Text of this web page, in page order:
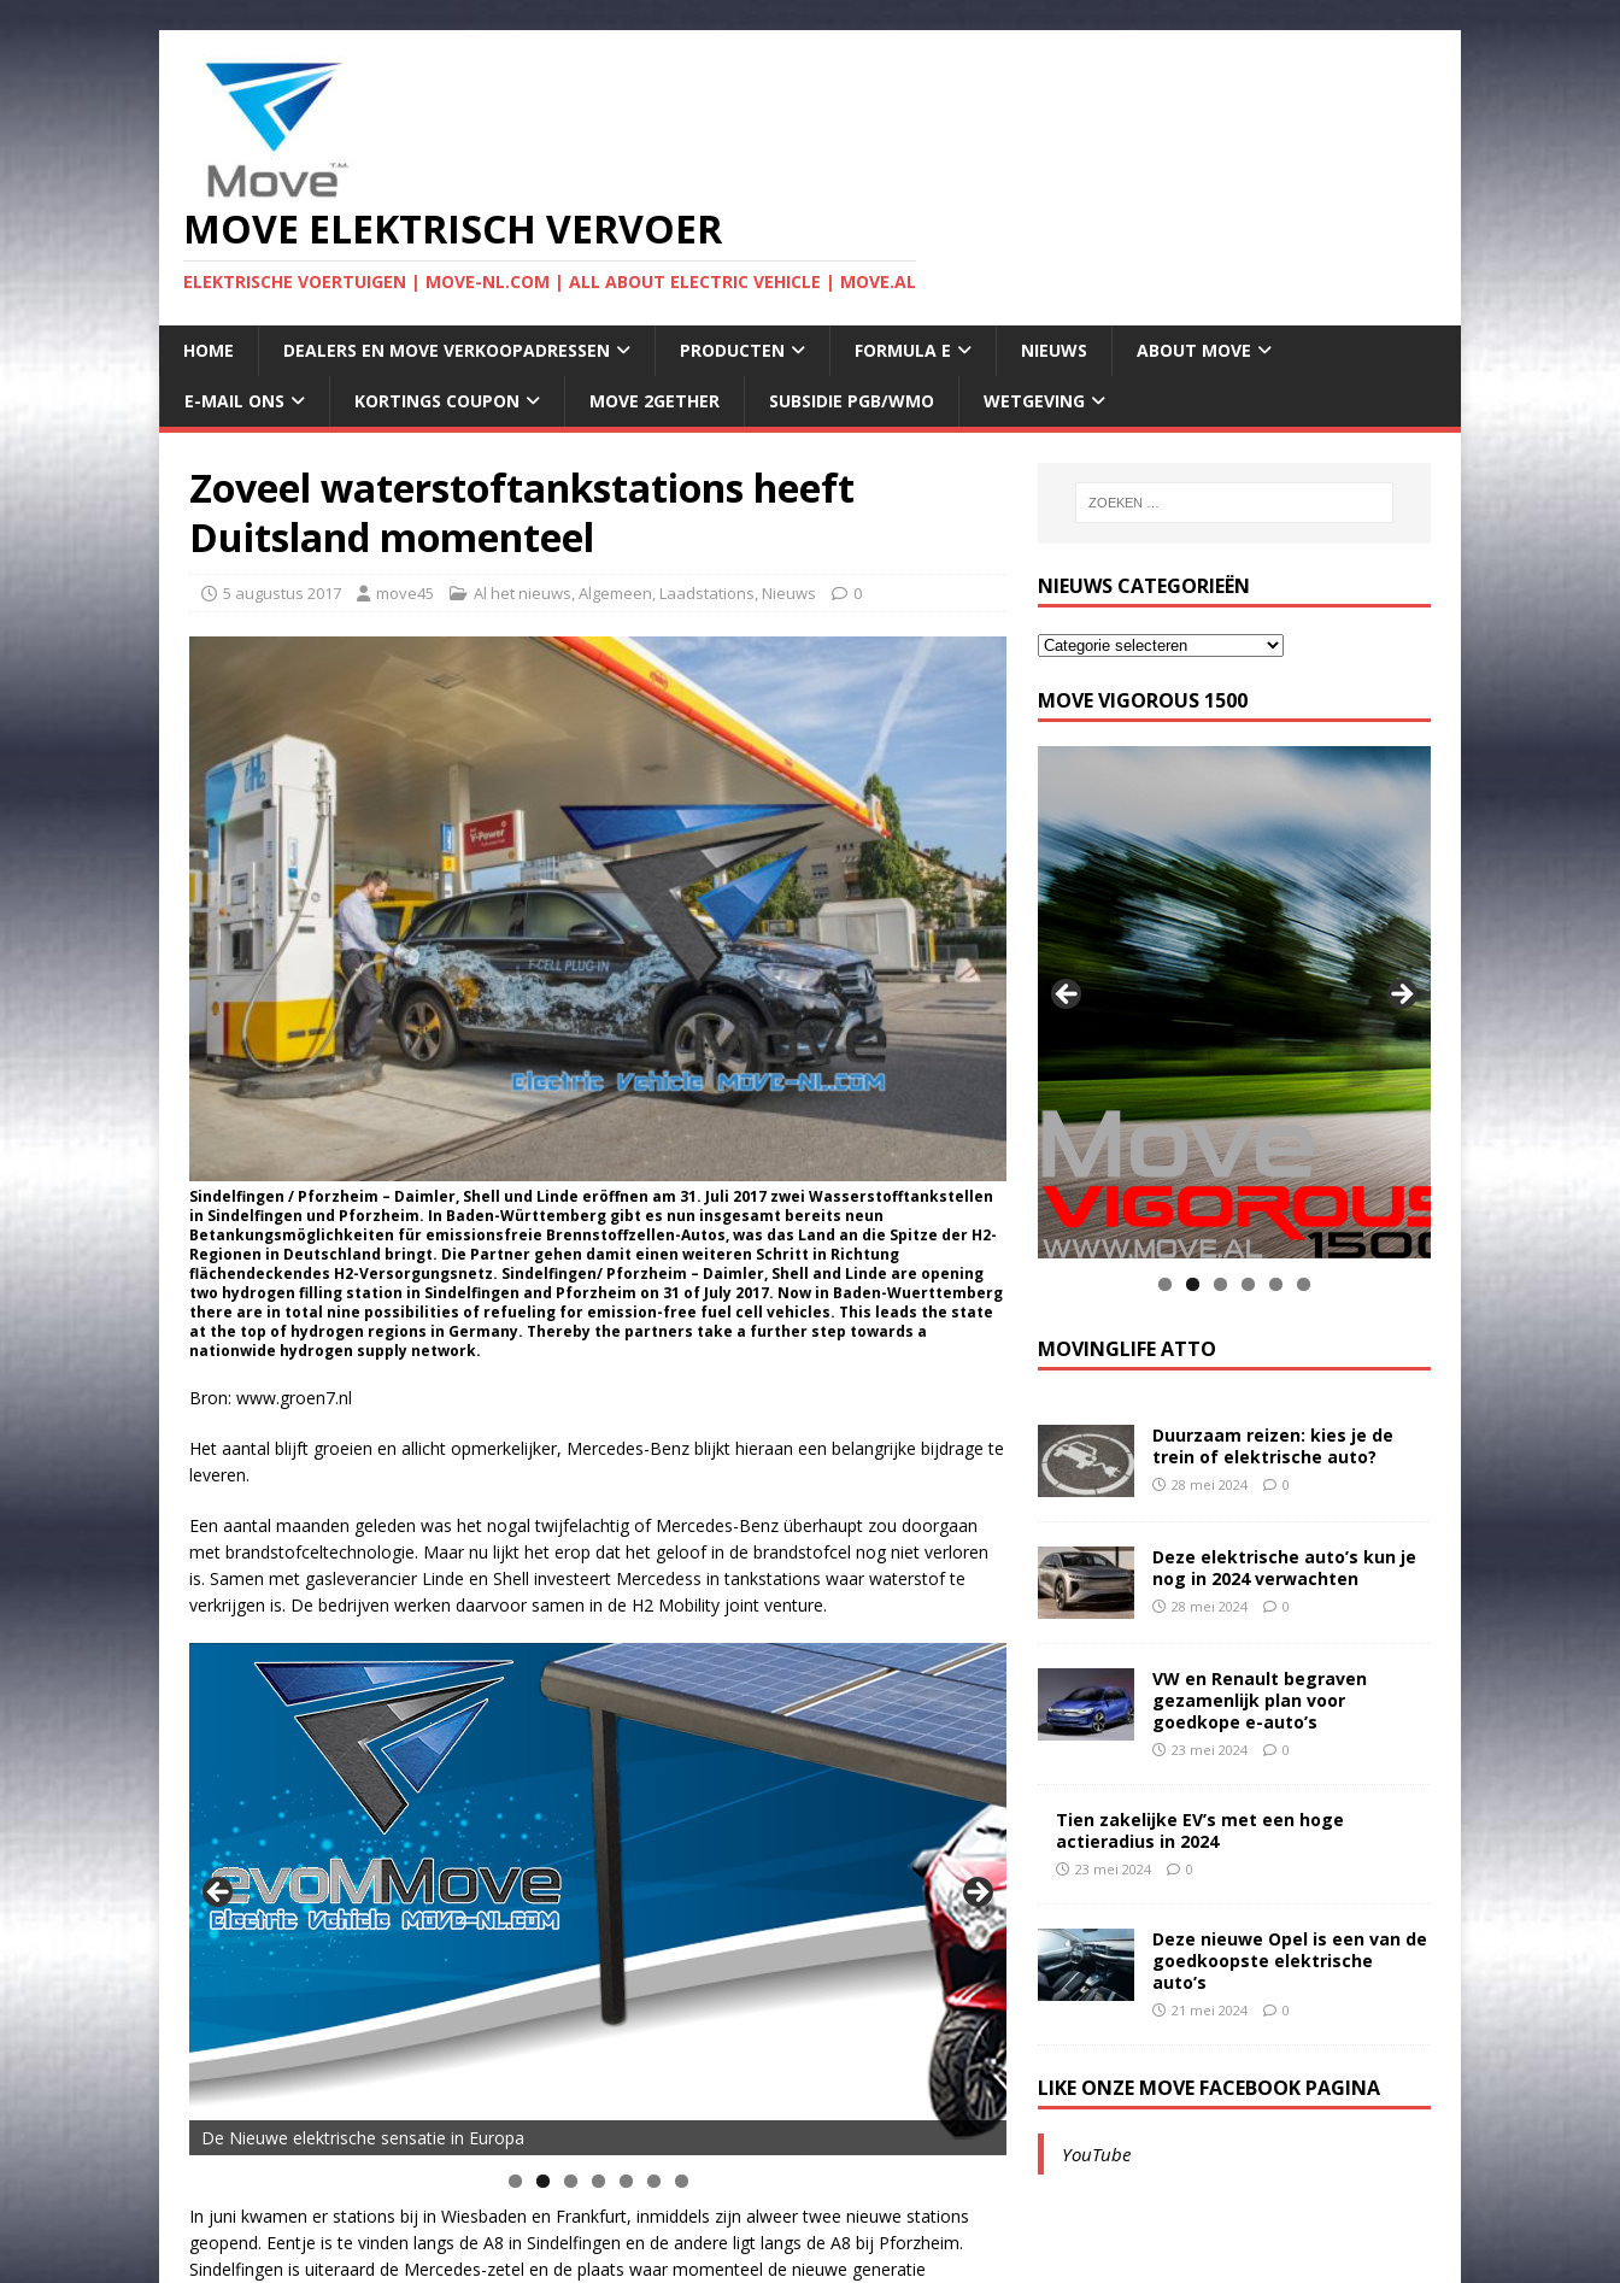
MOVE ELEKTRISCH VERVOER
ELEKTRISCHE VOERTUIGEN | MOVE-NL.COM | ALL ABOUT ELECTRIC VEHICLE | MOVE.AL
HOME DEALERS EN MOVE VERKOOPADRESSEN PRODUCTEN FORMULA E NIEUWS ABOUT MOVE
E-MAIL ONS KORTINGS COUPON MOVE 2GETHER SUBSIDIE PGB/WMO WETGEVING
Zoveel waterstoftankstations heeft
Duitsland momenteel
5 augustus 2017 move45 Al het nieuws,Algemeen, Laadstations, Nieuws 0
Sindelfingen / Pforzheim – Daimler, Shell und Linde eröffnen am 31. Juli 2017 zwei Wasserstofftankstellen
in Sindelfingen und Pforzheim. In Baden-Württemberg gibt es nun insgesamt bereits neun
Betankungsmöglichkeiten für emissionsfreie Brennstoffzellen-Autos, was das Land an die Spitze der H2-
Regionen in Deutschland bringt. Die Partner gehen damit einen weiteren Schritt in Richtung
flächendeckendes H2-Versorgungsnetz. Sindelfingen/ Pforzheim – Daimler, Shell and Linde are opening
two hydrogen filling station in Sindelfingen and Pforzheim on 31 of July 2017. Now in Baden-Wuerttemberg
there are in total nine possibilities of refueling for emission-free fuel cell vehicles. This leads the state
at the top of hydrogen regions in Germany. Thereby the partners take a further step towards a
nationwide hydrogen supply network.
Bron: www.groen7.nl
Het aantal blijft groeien en allicht opmerkelijker, Mercedes-Benz blijkt hieraan een belangrijke bijdrage te
leveren.
Een aantal maanden geleden was het nogal twijfelachtig of Mercedes-Benz überhaupt zou doorgaan
met brandstofceltechnologie. Maar nu lijkt het erop dat het geloof in de brandstofcel nog niet verloren
is. Samen met gasleverancier Linde en Shell investeert Mercedess in tankstations waar waterstof te
verkrijgen is. De bedrijven werken daarvoor samen in de H2 Mobility joint venture.
De Nieuwe elektrische sensatie in Europa
De MOVE Vigorous 1500 Highline | 45 km Topsnelheid en 50 km Actieradius
In juni kwamen er stations bij in Wiesbaden en Frankfurt, inmiddels zijn alweer twee nieuwe stations
geopend. Eentje is te vinden langs de A8 in Sindelfingen en de andere ligt langs de A8 bij Pforzheim.
Sindelfingen is uiteraard de Mercedes-zetel en de plaats waar momenteel de nieuwe generatie
NIEUWS CATEGORIEËN
MOVE VIGOROUS 1500
Klik op de foto voor meer informatie
MOVINGLIFE ATTO
Duurzaam reizen: kies je de
trein of elektrische auto?
28 mei 2024 0
Deze elektrische auto’s kun je
nog in 2024 verwachten
28 mei 2024 0
VW en Renault begraven
gezamenlijk plan voor
goedkope e-auto’s
23 mei 2024 0
Tien zakelijke EV’s met een hoge
actieradius in 2024
23 mei 2024 0
Deze nieuwe Opel is een van de
goedkoopste elektrische
auto’s
21 mei 2024 0
LIKE ONZE MOVE FACEBOOK PAGINA
YouTube